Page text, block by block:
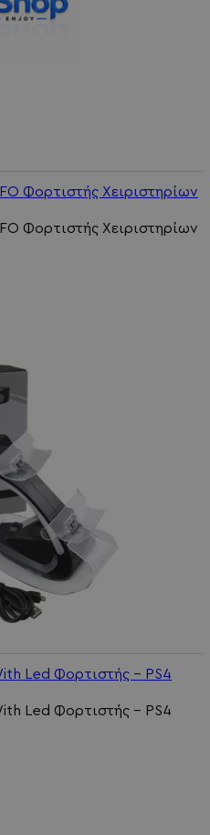
Φορτιστής Χειριστηρίων
Φορτιστής Χειριστηρίων
Led Φορτιστής - PS4
Led Φορτιστής - PS4